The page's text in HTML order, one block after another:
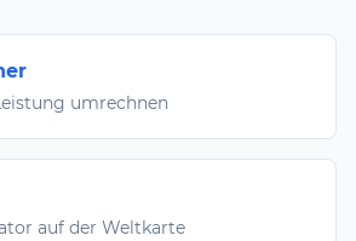
umrechnen
auf der Weltkarte